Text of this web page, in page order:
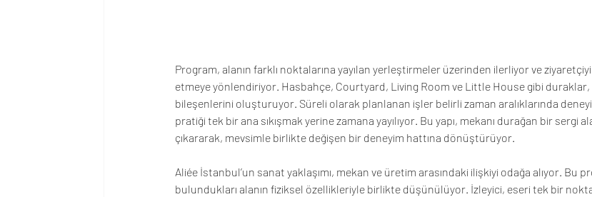
Program, alanın farklı noktalarına yayılan yerleştirmeler üzerinden ilerliyor ve
etmeye yönlendiriyor. Hasbahçe, Courtyard, Living Room ve Little House gibi duraklar,
bileşenlerini oluşturuyor. Süreli olarak planlanan işler belirli zaman aralıklarında
pratiği tek bir ana sıkışmak yerine zamana yayılıyor. Bu yapı, mekanı durağan bir sergi
çıkararak, mevsimle birlikte değişen bir deneyim hattına dönüştürüyor.
Aliée İstanbul’un sanat yaklaşımı, mekan ve üretim arasındaki ilişkiyi odağa alıyor. Bu
bulundukları alanın fiziksel özellikleriyle birlikte düşünülüyor. İzleyici, eseri tek bir